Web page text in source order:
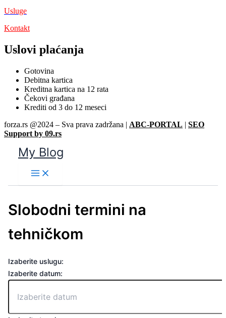
Usluge
Kontakt
Uslovi plaćanja
Gotovina
Debitna kartica
Kreditna kartica na 12 rata
Čekovi građana
Krediti od 3 do 12 meseci
forza.rs @2024 – Sva prava zadržana | ABC-PORTAL | SEO
Support by 09.rs